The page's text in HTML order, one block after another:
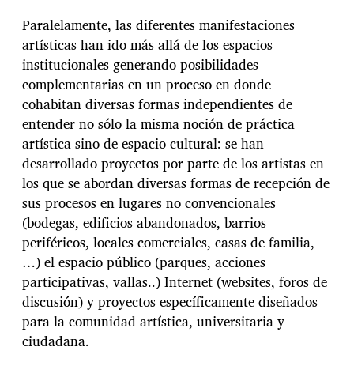
Paralelamente, las diferentes manifestaciones
artísticas han ido más allá de los espacios
institucionales generando posibilidades
complementarias en un proceso en donde
cohabitan diversas formas independientes de
entender no sólo la misma noción de práctica
artística sino de espacio cultural: se han
desarrollado proyectos por parte de los artistas en
los que se abordan diversas formas de recepción de
sus procesos en lugares no convencionales
(bodegas, edificios abandonados, barrios
periféricos, locales comerciales, casas de familia,
…) el espacio público (parques, acciones
participativas, vallas..) Internet (websites, foros de
discusión) y proyectos específicamente diseñados
para la comunidad artística, universitaria y
ciudadana.